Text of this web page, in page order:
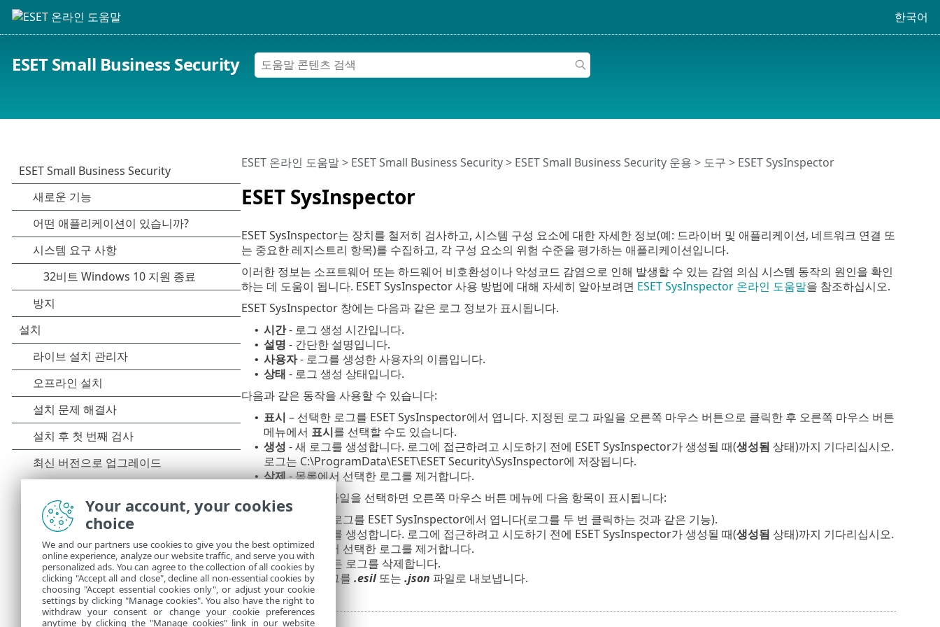
한국어
ESET Small Business Security
ESET SysInspector
ESET 온라인 도움말> ESET Small Business Security> ESET Small Business Security 운용 > 도구 > ESET SysInspector
ESET SysInspector는 장치를 철저히 검사하고, 시스템 구성 요소에 대한 자세한 정보(예: 드라이버 및 애플리케이션, 네트워크 연결 또
는 중요한 레지스트리 항목)를 수집하고, 각 구성 요소의 위험 수준을 평가하는 애플리케이션입니다.
이러한 정보는 소프트웨어 또는 하드웨어 비호환성이나 악성코드 감염으로 인해 발생할 수 있는 감염 의심 시스템 동작의 원인을 확인
하는 데 도움이 됩니다. ESET SysInspector 사용 방법에 대해 자세히 알아보려면 ESET SysInspector 온라인 도움말을 참조하십시오.
ESET SysInspector 창에는 다음과 같은 로그 정보가 표시됩니다.
• 시간- 로그 생성 시간입니다.
• 설명 - 간단한 설명입니다.
• 사용자- 로그를 생성한 사용자의 이름입니다.
• 상태 - 로그 생성 상태입니다.
다음과 같은 동작을 사용할 수 있습니다:
• 표시 – 선택한 로그를 ESET SysInspector에서 엽니다. 지정된 로그 파일을 오른쪽 마우스 버튼으로 클릭한 후 오른쪽 마우스 버튼
메뉴에서 표시를 선택할 수도 있습니다.
• 생성 - 새 로그를 생성합니다. 로그에 접근하려고 시도하기 전에 ESET SysInspector가 생성될 때(생성됨 상태)까지 기다리십시오.
로그는 C:\ProgramData\ESET\ESET Security\SysInspector에 저장됩니다.
• 삭제- 목록에서 선택한 로그를 제거합니다.
하나 이상의 로그 파일을 선택하면 오른쪽 마우스 버튼 메뉴에 다음 항목이 표시됩니다:
- 선택한 로그를 ESET SysInspector에서 엽니다(로그를 두 번 클릭하는 것과 같은 기능).
- 새 로그를 생성합니다. 로그에 접근하려고 시도하기 전에 ESET SysInspector가 생성될 때(생성됨 상태)까지 기다리십시오.
• 삭제- 목록에서 선택한 로그를 제거합니다.
• 모두 삭제- 모든 로그를 삭제합니다.
• 내보내기- 로그를 .esil또는 .json 파일로 내보냅니다.
Your account, your cookies
choice
We and our partners use cookies to give you the best optimized
online experience, analyze our website traffic, and serve you with
personalized ads. You can agree to the collection of all cookies by
clicking "Accept all and close", decline all non-essential cookies by
choosing "Accept essential cookies only", or adjust your cookie
settings by clicking "Manage cookies". You also have the right to
withdraw your consent or change your cookie preferences
anytime by clicking the "Manage cookies" link in our website